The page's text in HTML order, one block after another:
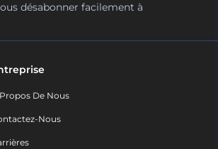
désabonner facilement à
De Nous
Nous